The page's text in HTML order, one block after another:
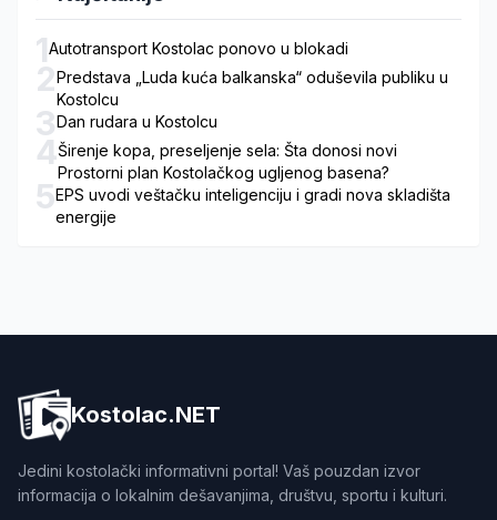
1Autotransport Kostolac ponovo u blokadi
2Predstava „Luda kuća balkanska“ oduševila publiku u
Kostolcu
3Dan rudara u Kostolcu
4Širenje kopa, preseljenje sela: Šta donosi novi
Prostorni plan Kostolačkog ugljenog basena?
5EPS uvodi veštačku inteligenciju i gradi nova skladišta
energije
Kostolac.NET
Jedini kostolački informativni portal! Vaš pouzdan izvor
informacija o lokalnim dešavanjima, društvu, sportu i kulturi.